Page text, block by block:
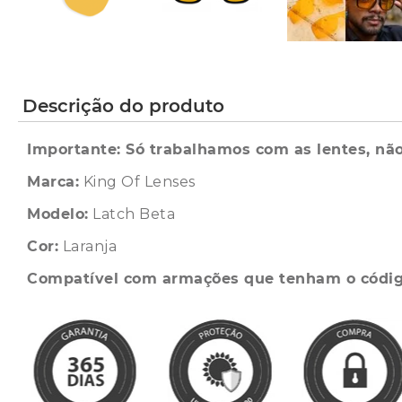
Descrição do produto
Importante: Só trabalhamos com as lentes,
Marca: King Of Lenses
Modelo: Latch Beta
Cor: Laranja
Compatível com armações que tenham o